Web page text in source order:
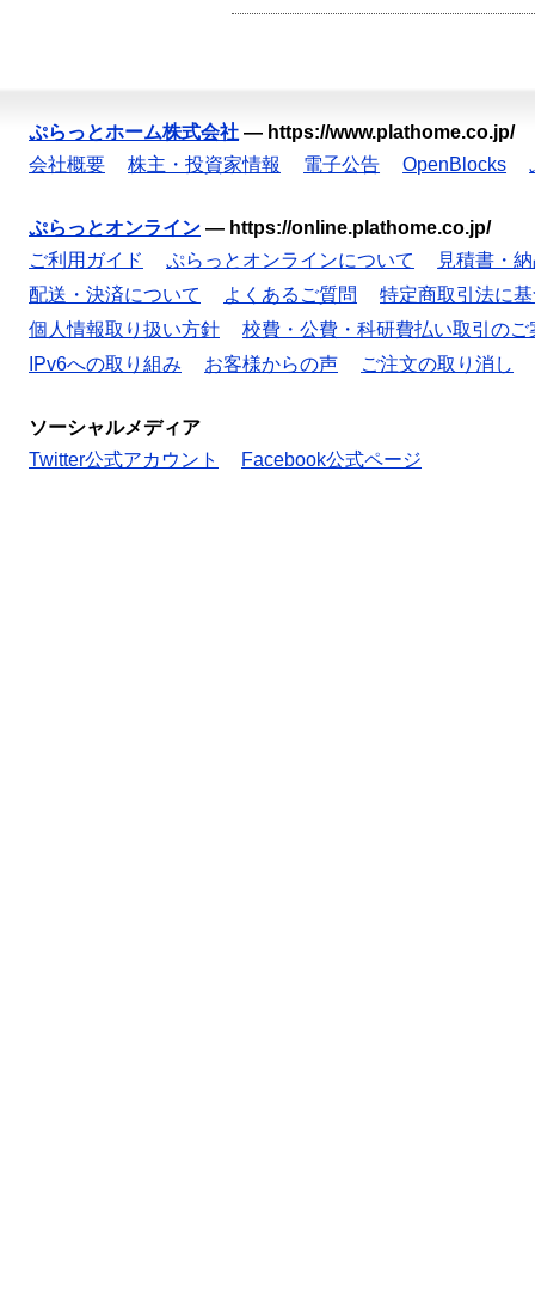
ぷらっとホーム株式会社 — https://www.plathome.co.jp/
会社概要
株主・投資家情報 電子公告 OpenBlocks
ぷらっとオンライン — https://online.plathome.co.jp/
ご利用ガイド
ぷらっとオンラインについて
見積書・
配送・決済について
よくあるご質問
特定商取引法に
個人情報取り扱い方針
校費・公費・科研費払い取引のご
IPv6への取り組み
お客様からの声 ご注文の取り消し
ソーシャルメディア
Twitter公式アカウント
Facebook公式ページ